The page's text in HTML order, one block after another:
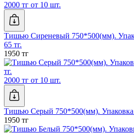
2000 тг от 10 шт.
Тишью Сиреневый 750*500(мм).
65 тг.
1950 тг
2000 тг от 10 шт.
Тишью Серый 750*500(мм). Упаковка
1950 тг